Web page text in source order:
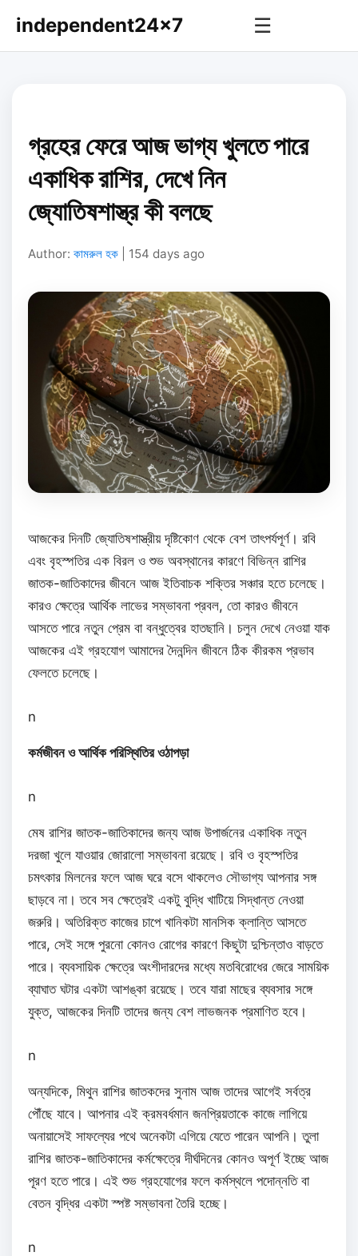
independent24x7 ☰
গ্রহের ফেরে আজ ভাগ্য খুলতে পারে
একাধিক রাশির, দেখে নিন
জ্যোতিষশাস্ত্র কী বলছে
Author: কামরুল হক | 154 days ago
আজকের দিনটি জ্যোতিষশাস্ত্রীয় দৃষ্টিকোণ থেকে বেশ তাৎপর্যপূর্ণ। রবি
এবং বৃহস্পতির এক বিরল ও শুভ অবস্থানের কারণে বিভিন্ন রাশির
জাতক-জাতিকাদের জীবনে আজ ইতিবাচক শক্তির সঞ্চার হতে চলেছে।
কারও ক্ষেত্রে আর্থিক লাভের সম্ভাবনা প্রবল, তো কারও জীবনে
আসতে পারে নতুন প্রেম বা বন্ধুত্বের হাতছানি। চলুন দেখে নেওয়া যাক
আজকের এই গ্রহযোগ আমাদের দৈনন্দিন জীবনে ঠিক কীরকম প্রভাব
ফেলতে চলেছে।
n
কর্মজীবন ও আর্থিক পরিস্থিতির ওঠাপড়া
n
মেষ রাশির জাতক-জাতিকাদের জন্য আজ উপার্জনের একাধিক নতুন
দরজা খুলে যাওয়ার জোরালো সম্ভাবনা রয়েছে। রবি ও বৃহস্পতির
চমৎকার মিলনের ফলে আজ ঘরে বসে থাকলেও সৌভাগ্য আপনার সঙ্গ
ছাড়বে না। তবে সব ক্ষেত্রেই একটু বুদ্ধি খাটিয়ে সিদ্ধান্ত নেওয়া
জরুরি। অতিরিক্ত কাজের চাপে খানিকটা মানসিক ক্লান্তি আসতে
পারে, সেই সঙ্গে পুরনো কোনও রোগের কারণে কিছুটা দুশ্চিন্তাও বাড়তে
পারে। ব্যবসায়িক ক্ষেত্রে অংশীদারদের মধ্যে মতবিরোধের জেরে সাময়িক
ব্যাঘাত ঘটার একটা আশঙ্কা রয়েছে। তবে যারা মাছের ব্যবসার সঙ্গে
যুক্ত, আজকের দিনটি তাদের জন্য বেশ লাভজনক প্রমাণিত হবে।
n
অন্যদিকে, মিথুন রাশির জাতকদের সুনাম আজ তাদের আগেই সর্বত্র
পৌঁছে যাবে। আপনার এই ক্রমবর্ধমান জনপ্রিয়তাকে কাজে লাগিয়ে
অনায়াসেই সাফল্যের পথে অনেকটা এগিয়ে যেতে পারেন আপনি। তুলা
রাশির জাতক-জাতিকাদের কর্মক্ষেত্রে দীর্ঘদিনের কোনও অপূর্ণ ইচ্ছে আজ
পূরণ হতে পারে। এই শুভ গ্রহযোগের ফলে কর্মস্থলে পদোন্নতি বা
বেতন বৃদ্ধির একটা স্পষ্ট সম্ভাবনা তৈরি হচ্ছে।
n